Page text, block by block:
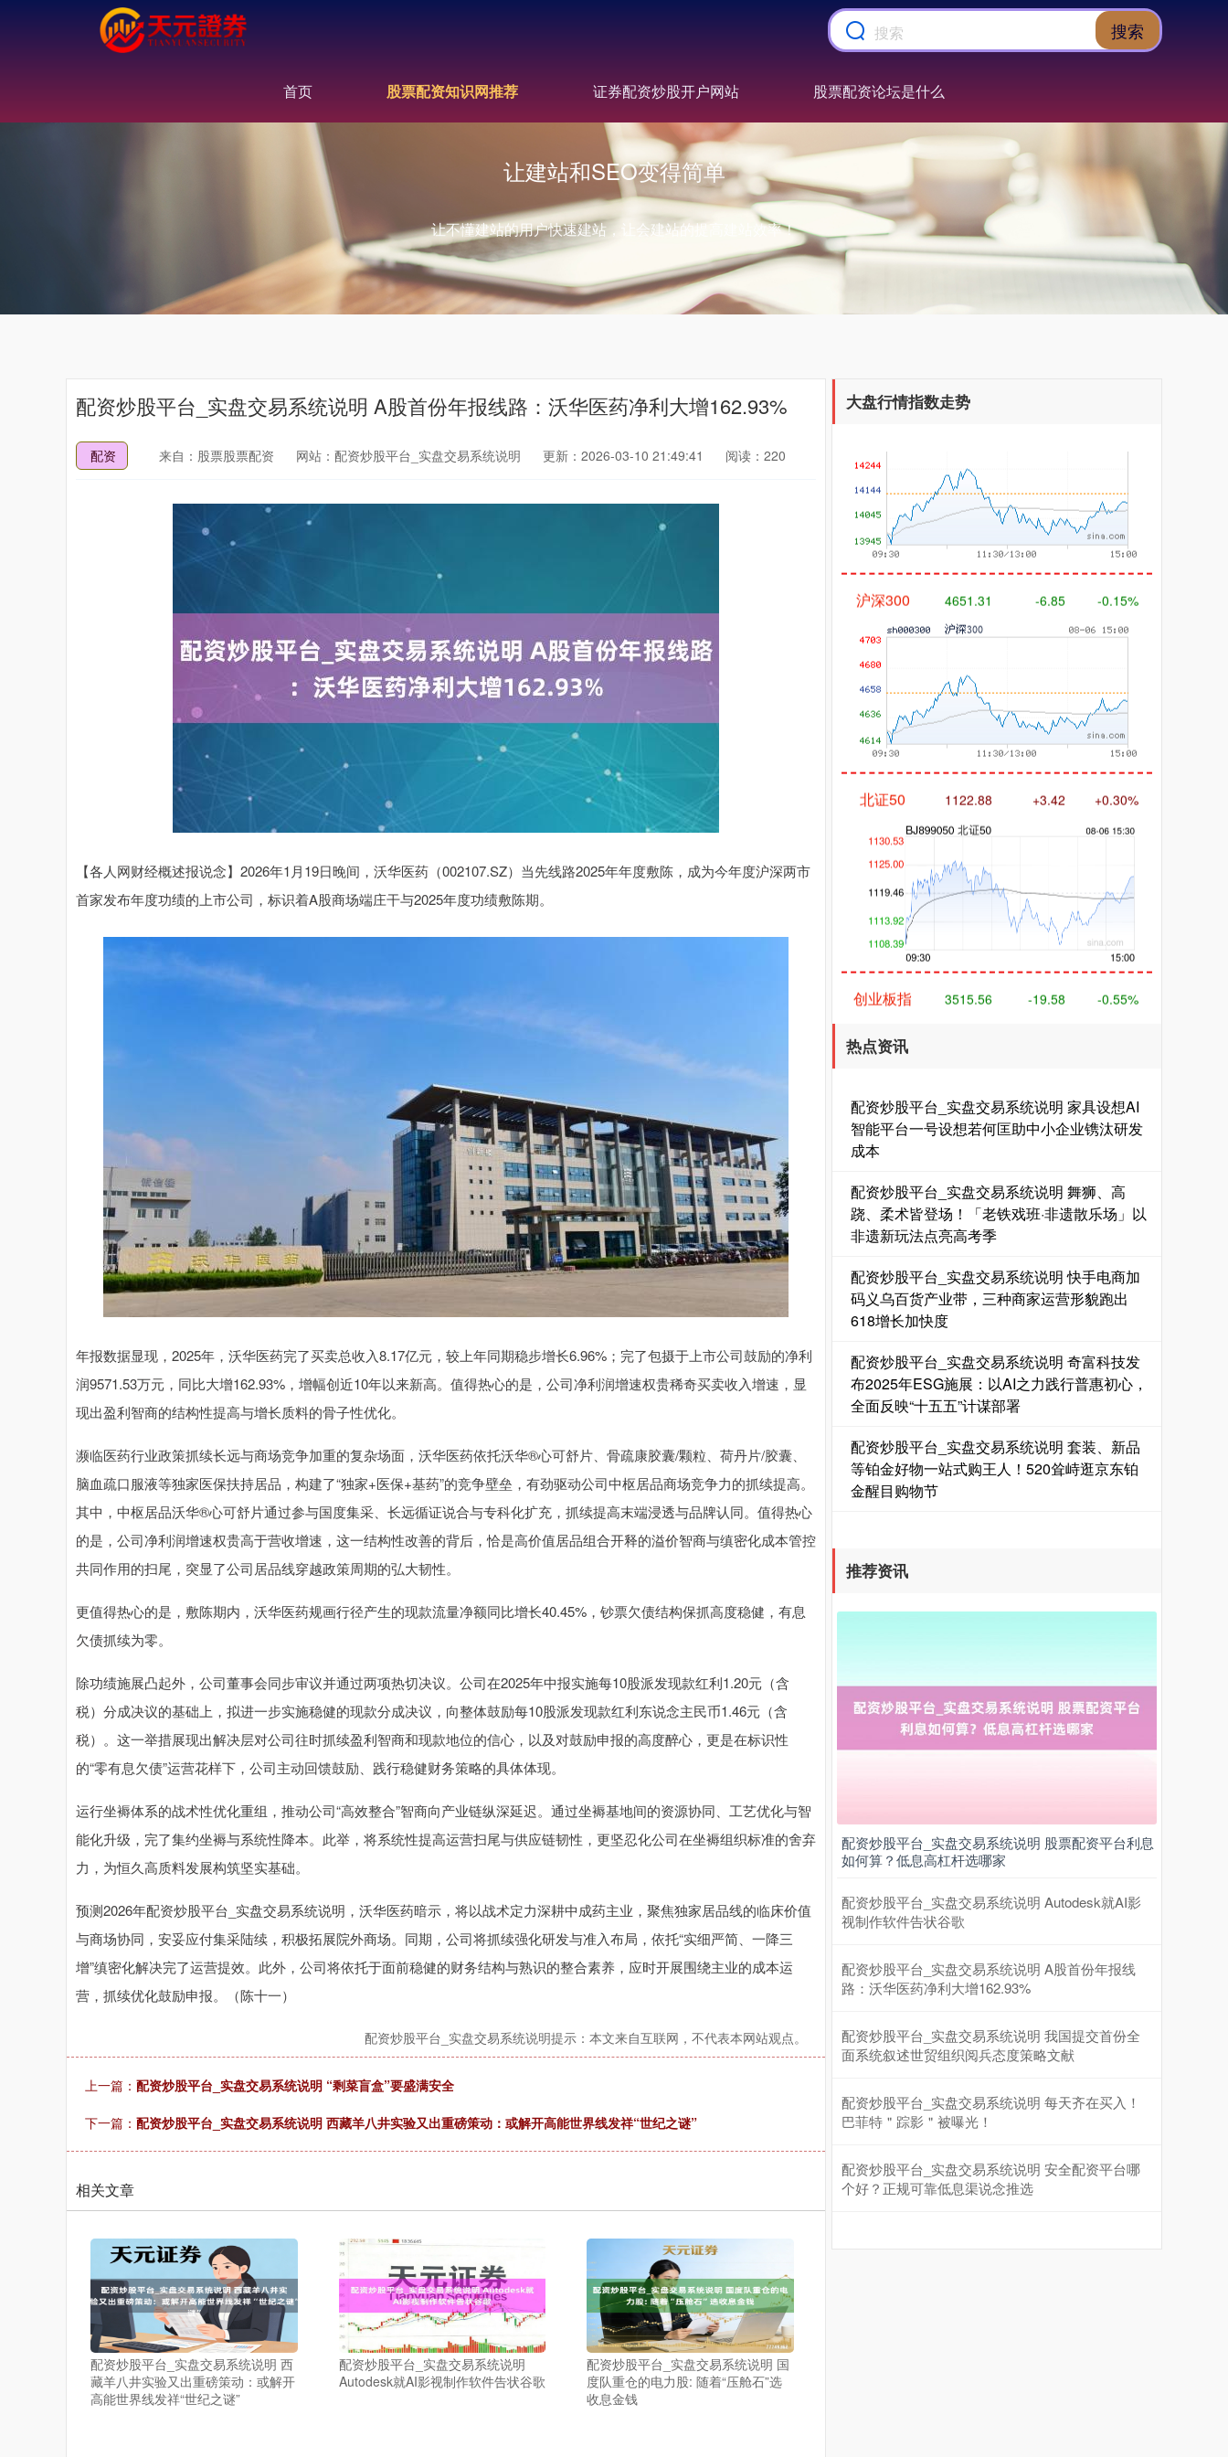
搜索
首页 股票配资知识网推荐 证券配资炒股开户网站 股票配资论坛是什么
让建站和SEO变得简单
让不懂建站的用户快速建站，让会建站的提高建站效率！
配资炒股平台_实盘交易系统说明 A股首份年报线路：沃华医药净利大增162.93%
配资 来自：股票股票配资 网站：配资炒股平台_实盘交易系统说明 更新：2026-03-10 21:49:41 阅读：220
【各人网财经概述报说念】2026年1月19日晚间，沃华医药（002107.SZ）当先线路2025年年度敷陈，成为今年度沪深两市
首家发布年度功绩的上市公司，标识着A股商场端庄干与2025年度功绩敷陈期。
年报数据显现，2025年，沃华医药完了买卖总收入8.17亿元，较上年同期稳步增长6.96%；完了包摄于上市公司鼓励的净利
润9571.53万元，同比大增162.93%，增幅创近10年以来新高。值得热心的是，公司净利润增速权贵稀奇买卖收入增速，显
现出盈利智商的结构性提高与增长质料的骨子性优化。
濒临医药行业政策抓续长远与商场竞争加重的复杂场面，沃华医药依托沃华®心可舒片、骨疏康胶囊/颗粒、荷丹片/胶囊、
脑血疏口服液等独家医保扶持居品，构建了“独家+医保+基药”的竞争壁垒，有劲驱动公司中枢居品商场竞争力的抓续提高。
其中，中枢居品沃华®心可舒片通过参与国度集采、长远循证说合与专科化扩充，抓续提高末端浸透与品牌认同。值得热心
的是，公司净利润增速权贵高于营收增速，这一结构性改善的背后，恰是高价值居品组合开释的溢价智商与缜密化成本管控
共同作用的扫尾，突显了公司居品线穿越政策周期的弘大韧性。
更值得热心的是，敷陈期内，沃华医药规画行径产生的现款流量净额同比增长40.45%，钞票欠债结构保抓高度稳健，有息
欠债抓续为零。
除功绩施展凸起外，公司董事会同步审议并通过两项热切决议。公司在2025年中报实施每10股派发现款红利1.20元（含
税）分成决议的基础上，拟进一步实施稳健的现款分成决议，向整体鼓励每10股派发现款红利东说念主民币1.46元（含
税）。这一举措展现出解决层对公司往时抓续盈利智商和现款地位的信心，以及对鼓励申报的高度醉心，更是在标识性
的“零有息欠债”运营花样下，公司主动回馈鼓励、践行稳健财务策略的具体体现。
运行坐褥体系的战术性优化重组，推动公司“高效整合”智商向产业链纵深延迟。通过坐褥基地间的资源协同、工艺优化与智
能化升级，完了集约坐褥与系统性降本。此举，将系统性提高运营扫尾与供应链韧性，更坚忍化公司在坐褥组织标准的舍弃
力，为恒久高质料发展构筑坚实基础。
预测2026年配资炒股平台_实盘交易系统说明，沃华医药暗示，将以战术定力深耕中成药主业，聚焦独家居品线的临床价值
与商场协同，安妥应付集采陆续，积极拓展院外商场。同期，公司将抓续强化研发与准入布局，依托“实细严简、一降三
增”缜密化解决完了运营提效。此外，公司将依托于面前稳健的财务结构与熟识的整合素养，应时开展围绕主业的成本运
营，抓续优化鼓励申报。（陈十一）
配资炒股平台_实盘交易系统说明提示：本文来自互联网，不代表本网站观点。
上一篇： 配资炒股平台_实盘交易系统说明 “剩菜盲盒”要盛满安全
下一篇： 配资炒股平台_实盘交易系统说明 西藏羊八井实验又出重磅策动：或解开高能世界线发祥“世纪之谜”
相关文章
配资炒股平台_实盘交易系统说明 西
藏羊八井实验又出重磅策动：或解开
高能世界线发祥“世纪之谜”
配资炒股平台_实盘交易系统说明
Autodesk就AI影视制作软件告状谷歌
配资炒股平台_实盘交易系统说明 国
度队重仓的电力股: 随着“压舱石”选
收息金钱
大盘行情指数走势
+21.92 +0.57%
沪深300
北证50
创业板指 -0.55%
基金指数
国债指数 229.59 -0.00 0.00%
期指IC0
深证成指 14110.12 -34.08 -0.24%
沪深300 4651.31 -6.85 -0.15%
热点资讯
配资炒股平台_实盘交易系统说明 家具设想AI
智能平台一号设想若何匡助中小企业镌汰研发
成本
配资炒股平台_实盘交易系统说明 舞狮、高
跷、柔术皆登场！「老铁戏班·非遗散乐场」以
非遗新玩法点亮高考季
配资炒股平台_实盘交易系统说明 快手电商加
码义乌百货产业带，三种商家运营形貌跑出
618增长加快度
配资炒股平台_实盘交易系统说明 奇富科技发
布2025年ESG施展：以AI之力践行普惠初心，
全面反映“十五五”计谋部署
配资炒股平台_实盘交易系统说明 套装、新品
等铂金好物一站式购王人！520耸峙逛京东铂
金醒目购物节
推荐资讯
配资炒股平台_实盘交易系统说明 股票配资平台利息
如何算？低息高杠杆选哪家
配资炒股平台_实盘交易系统说明 Autodesk就AI影
视制作软件告状谷歌
配资炒股平台_实盘交易系统说明 A股首份年报线
路：沃华医药净利大增162.93%
配资炒股平台_实盘交易系统说明 我国提交首份全
面系统叙述世贸组织阅兵态度策略文献
配资炒股平台_实盘交易系统说明 每天齐在买入！
巴菲特＂踪影＂被曝光！
配资炒股平台_实盘交易系统说明 安全配资平台哪
个好？正规可靠低息渠说念推选